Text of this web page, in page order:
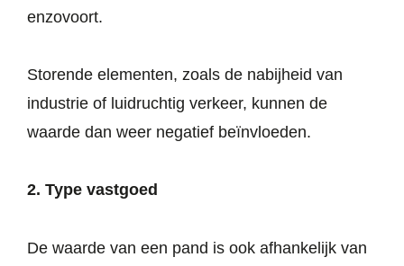
enzovoort.
Storende elementen, zoals de nabijheid van
industrie of luidruchtig verkeer, kunnen de
waarde dan weer negatief beïnvloeden.
2. Type vastgoed
De waarde van een pand is ook afhankelijk van